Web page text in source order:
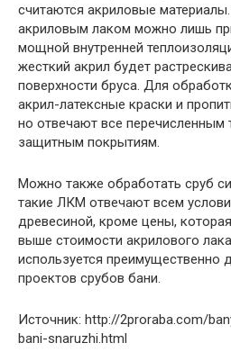
считаются акриловые
акриловым лаком можно лишь
мощной внутренней
жесткий акрил будет
поверхности бруса. Для
акрил-латексные краски и
но отвечают все перечисленным
защитным покрытиям.
Можно также обработать сруб
такие ЛКМ отвечают всем
древесиной, кроме цены,
выше стоимости акрилового
используется преимущественно
проектов срубов бани.
Источник: http://2proraba.com/
bani-snaruzhi.html